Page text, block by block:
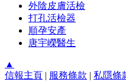
外陰皮膚活檢
打孔活檢器
順孕安產
唐宇嶸醫生
▲
信報主頁 | 服務條款 | 私隱條